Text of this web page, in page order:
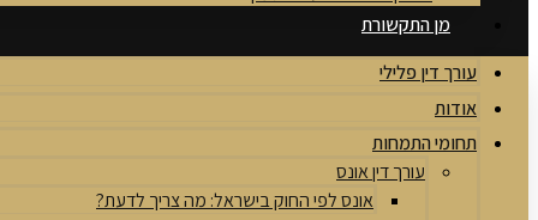
מן התקשורת
עורך דין פלילי
אודות
תחומי התמחות
עורך דין אונס
אונס לפי החוק בישראל: מה צריך לדעת?